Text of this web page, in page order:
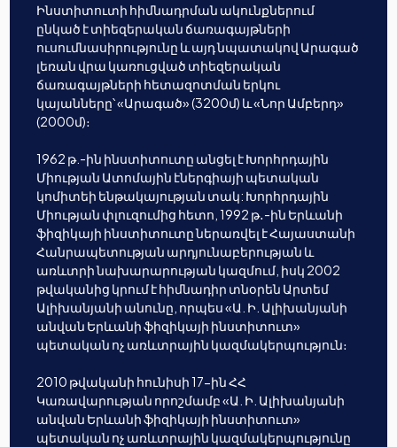
Ինստիտուտի հիմնադրման ակունքներում
ընկած է տիեզերական ճառագայթների
ուսումնասիրությունը և այդ նպատակով Արագած
լեռան վրա կառուցված տիեզերական
ճառագայթների հետազոտման երկու
կայանները՝ «Արագած» (3200մ) և «Նոր Ամբերդ»
(2000մ)։
1962 թ.-ին ինստիտուտը անցել է Խորհրդային
Միության Ատոմային էներգիայի պետական
կոմիտեի ենթակայության տակ: Խորհրդային
Միության փլուզումից հետո, 1992 թ․-ին Երևանի
ֆիզիկայի ինստիտուտը ներառվել է Հայաստանի
Հանրապետության արդյունաբերության և
առևտրի նախարարության կազմում, իսկ 2002
թվականից կրում է հիմնադիր տնօրեն Արտեմ
Ալիխանյանի անունը, որպես «Ա. Ի. Ալիխանյանի
անվան Երևանի ֆիզիկայի ինստիտուտ»
պետական ոչ առևտրային կազմակերպություն։
2010 թվականի հունիսի 17-ին ՀՀ
Կառավարության որոշմամբ «Ա. Ի. Ալիխանյանի
անվան Երևանի ֆիզիկայի ինստիտուտ»
պետական ոչ առևտրային կազմակերպությունը